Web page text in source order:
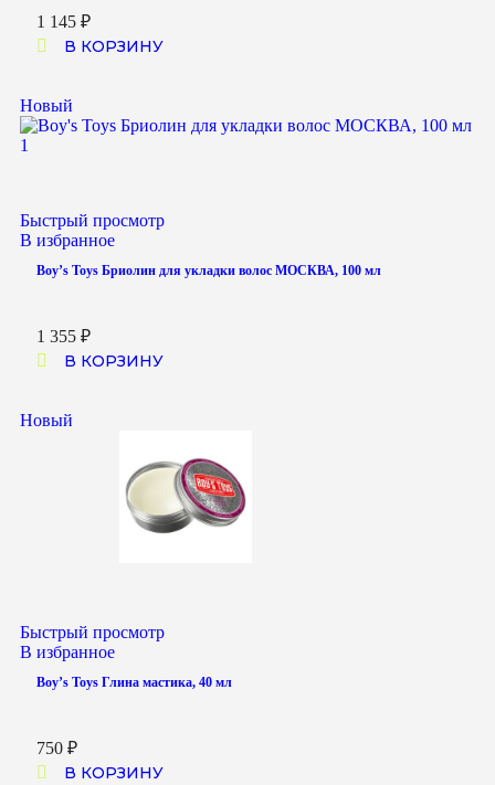
1 145 ₽
В КОРЗИНУ
Новый
Быстрый просмотр
В избранное
Boy’s Toys Бриолин для укладки волос МОСКВА, 100 мл
1 355 ₽
В КОРЗИНУ
Новый
Быстрый просмотр
В избранное
Boy’s Toys Глина мастика, 40 мл
750 ₽
В КОРЗИНУ